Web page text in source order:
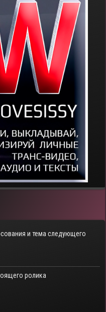
и тема следующего
ролика